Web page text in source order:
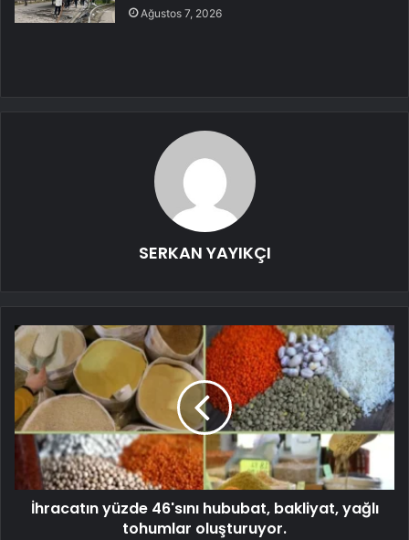
Ağustos 7, 2026
SERKAN YAYIKÇI
İhracatın yüzde 46'sını hububat, bakliyat, yağlı
tohumlar oluşturuyor.